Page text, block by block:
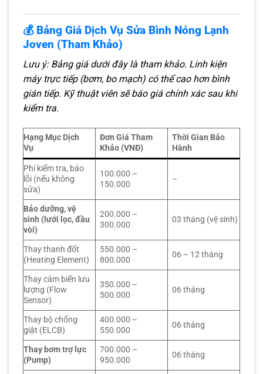
💰 Bảng Giá Dịch Vụ Sửa Bình Nóng Lạnh
Joven (Tham Khảo)
Lưu ý: Bảng giá dưới đây là tham khảo. Linh kiện
máy trực tiếp (bơm, bo mạch) có thể cao hơn bình
gián tiếp. Kỹ thuật viên sẽ báo giá chính xác sau khi
kiểm tra.
Hạng Mục Dịch
Vụ
Đơn Giá Tham
Khảo (VNĐ)
Thời Gian Bảo
Hành
Phí kiểm tra, báo
lỗi (nếu không
sửa)
100.000 –
150.000
–
Bảo dưỡng, vệ
sinh (lưới lọc, đầu
vòi)
200.000 –
300.000
03 tháng (vệ sinh)
Thay thanh đốt
(Heating Element)
550.000 –
800.000
06 – 12 tháng
Thay cảm biến lưu
lượng (Flow
Sensor)
350.000 –
500.000
06 tháng
Thay bộ chống
giật (ELCB)
400.000 –
550.000
06 tháng
Thay bơm trợ lực
(Pump)
700.000 –
950.000
06 tháng